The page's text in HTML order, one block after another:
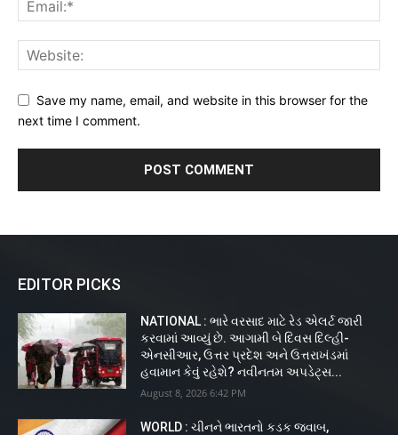
Save my name, email, and website in this browser for the
next time I comment.
EDITOR PICKS
NATIONAL : ભારે વરસાદ માટે રેડ એલર્ટ જારી
કરવામાં આવ્યું છે. આગામી બે દિવસ દિલ્હી-
એનસીઆર, ઉત્તર પ્રદેશ અને ઉત્તરાખંડમાં
હવામાન કેવું રહેશે? નવીનતમ અપડેટ્સ...
August 8, 2026 6:42 PM
WORLD : ચીનને ભારતનો કડક જવાબ,